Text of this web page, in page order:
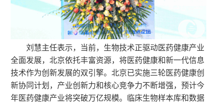
刘慧主任表示，当前，生物技术正驱动医药健康产业
全面发展，北京依托丰富资源，将医药健康和新一代信息
技术作为创新发展的双引擎。北京已实施三轮医药健康创
新协同计划，产业创新力和核心竞争力不断增强，预计今
年医药健康产业将突破万亿规模。临床生物样本库和数据